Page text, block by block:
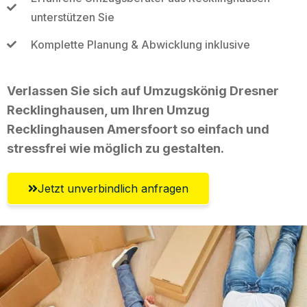
unterstützen Sie
Komplette Planung & Abwicklung inklusive
Verlassen Sie sich auf Umzugskönig Dresner
Recklinghausen, um Ihren Umzug
Recklinghausen Amersfoort so einfach und
stressfrei wie möglich zu gestalten.
Jetzt unverbindlich anfragen